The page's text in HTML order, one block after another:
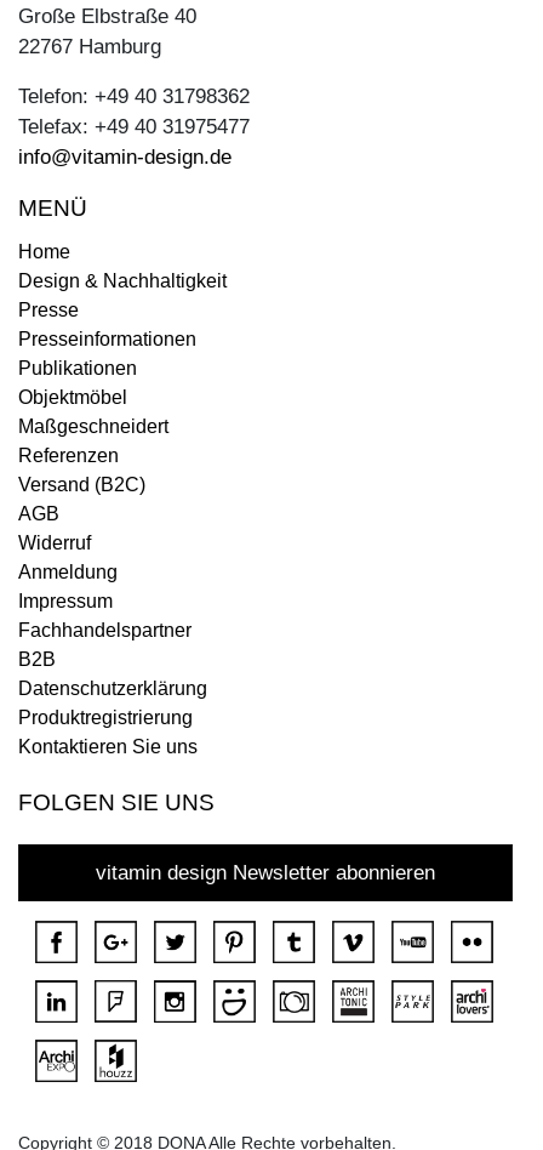
Große Elbstraße 40
22767 Hamburg
Telefon: +49 40 31798362
Telefax: +49 40 31975477
info@vitamin-design.de
MENÜ
Home
Design & Nachhaltigkeit
Presse
Presseinformationen
Publikationen
Objektmöbel
Maßgeschneidert
Referenzen
Versand (B2C)
AGB
Widerruf
Anmeldung
Impressum
Fachhandelspartner
B2B
Datenschutzerklärung
Produktregistrierung
Kontaktieren Sie uns
FOLGEN SIE UNS
vitamin design Newsletter abonnieren
Copyright © 2018 DONA Alle Rechte vorbehalten.